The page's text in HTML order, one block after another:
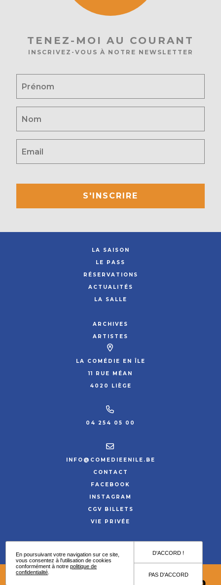
TENEZ-MOI AU COURANT
INSCRIVEZ-VOUS À NOTRE NEWSLETTER
S'INSCRIRE
LA SAISON
LE PASS
RÉSERVATIONS
ACTUALITÉS
LA SALLE
ARCHIVES
ARTISTES
LA COMÉDIE EN ÎLE
11 RUE MÉAN
4020 LIÈGE
04 254 05 00
INFO@COMEDIEENILE.BE
CONTACT
FACEBOOK
INSTAGRAM
CGV BILLETS
VIE PRIVÉE
En poursuivant votre navigation sur ce site,
vous consentez à l'utilisation de cookies
conformément à notrepolitique de
confidentialité
D'ACCORD !
PAS D'ACCORD